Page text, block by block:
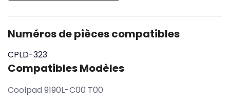
Numéros de pièces compatibles
CPLD-323
Compatibles Modèles
Coolpad 9190L-C00 T00